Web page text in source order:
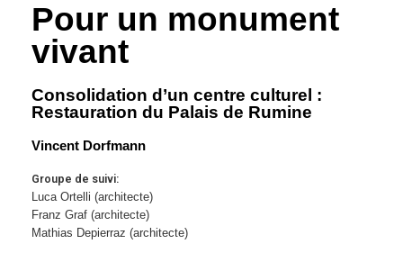
Pour un monument
vivant
Consolidation d’un centre culturel :
Restauration du Palais de Rumine
Vincent Dorfmann
Groupe de suivi:
Luca Ortelli (architecte)
Franz Graf (architecte)
Mathias Depierraz (architecte)